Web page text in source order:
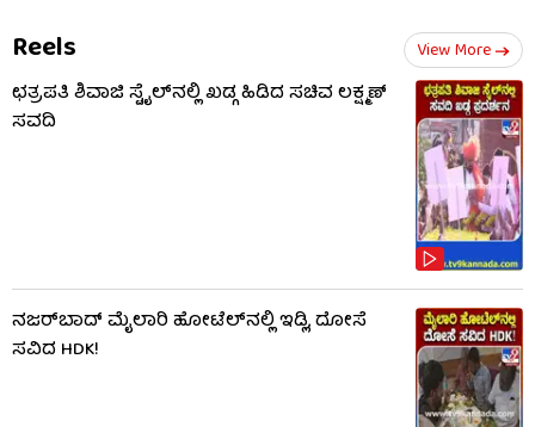
Reels View More
ಛತ್ರಪತಿ ಶಿವಾಜಿ ಸ್ಟೈಲ್​ನಲ್ಲಿ ಖಡ್ಗ ಹಿಡಿದ ಸಚಿವ ಲಕ್ಷ್ಮಣ್
ಸವದಿ
ನಜರ್‌ಬಾದ್ ಮೈಲಾರಿ ಹೋಟೆಲ್‌ನಲ್ಲಿ ಇಡ್ಲಿ, ದೋಸೆ
ಸವಿದ HDK!